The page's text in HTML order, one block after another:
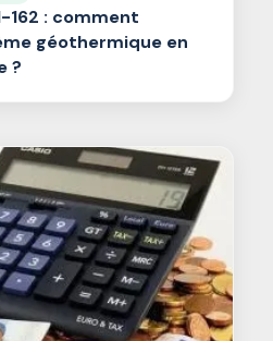
162 : comment
géothermique en
?